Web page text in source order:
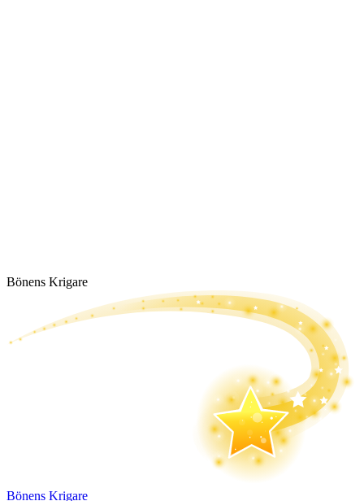
Bönens Krigare
Bönens Krigare